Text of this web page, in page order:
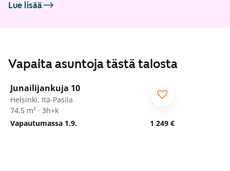
Lue lisää
Vapaita asuntoja tästä talosta
/20
Junailijankuja 10
Helsinki, Itä-Pasila
74,5 m² · 3h+k
Vapautumassa 1.9.
1 249 €